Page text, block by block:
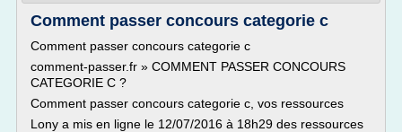
Comment passer concours categorie c
Comment passer concours categorie c
comment-passer.fr » COMMENT PASSER CONCOURS
CATEGORIE C ?
Comment passer concours categorie c, vos ressources
Lony a mis en ligne le 12/07/2016 à 18h29 des ressources